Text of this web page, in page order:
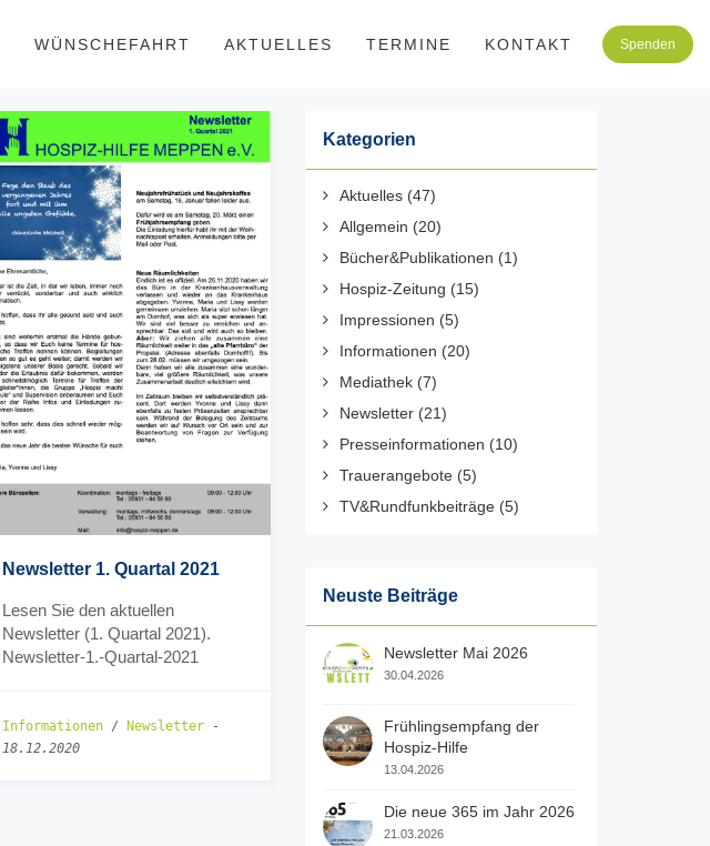
Spenden
WÜNSCHEFAHRT AKTUELLES TERMINE KONTAKT
Newsletter 1. Quartal 2021
Lesen Sie den aktuellen
Newsletter (1. Quartal 2021).
Newsletter-1.-Quartal-2021
Informationen/ Newsletter-
18.12.2020
Kategorien
Aktuelles(47)
Allgemein (20)
Bücher&Publikationen (1)
Hospiz-Zeitung (15)
Impressionen (5)
Informationen (20)
Mediathek(7)
Newsletter(21)
Presseinformationen (10)
Trauerangebote(5)
TV&Rundfunkbeiträge(5)
Neuste Beiträge
Newsletter Mai 2026
30.04.2026
Frühlingsempfang der
Hospiz-Hilfe
13.04.2026
Die neue 365 im Jahr 2026
21.03.2026